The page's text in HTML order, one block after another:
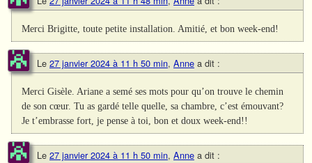
Merci Brigitte, toute petite installation. Amitié, et bon week-end!
Le 27 janvier 2024 à 11 h 50 min, Anne a dit :
Merci Gisèle. Ariane a semé ses mots pour qu’on trouve le chemin
de son cœur. Tu as gardé telle quelle, sa chambre, c’est émouvant?
Je t’embrasse fort, je pense à toi, bon et doux week-end!!
Le 27 janvier 2024 à 11 h 50 min, Anne a dit :